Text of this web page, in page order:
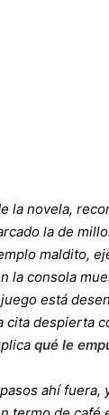
la novela,
la de
maldito,
la consola
está
cita despierta
qué le
ahí